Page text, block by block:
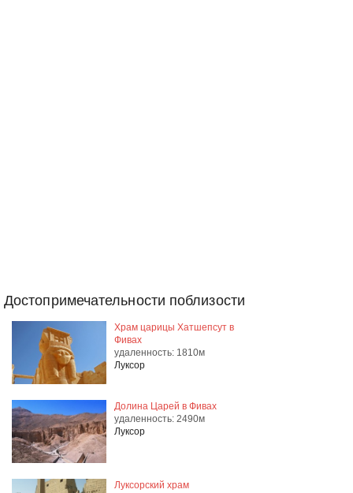
Достопримечательности поблизости
Храм царицы Хатшепсут в
Фивах
удаленность: 1810м
Луксор
Долина Царей в Фивах
удаленность: 2490м
Луксор
Луксорский храм